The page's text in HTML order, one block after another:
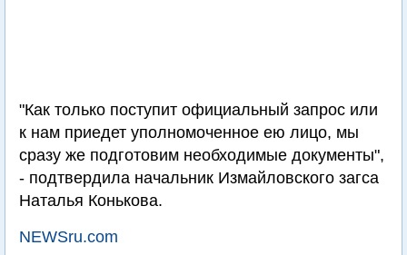
"Как только поступит официальный запрос или
к нам приедет уполномоченное ею лицо, мы
сразу же подготовим необходимые документы",
- подтвердила начальник Измайловского загса
Наталья Конькова.
NEWSru.com